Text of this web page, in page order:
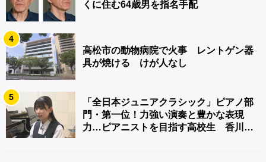
くに住む64歳男を指名手配
4
高松市の動物病院で火事 レントゲン器
具が焼ける けが人なし
5
「全日本ジュニアクラシック」ピアノ部
門・第一位！力強い演奏と豊かな表現
力…ピアニストを目指す高校生 香川